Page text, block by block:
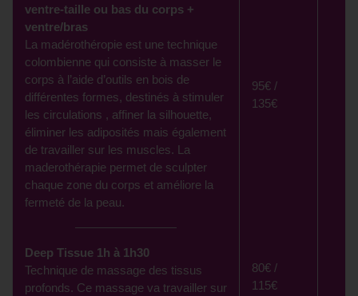
ventre-taille ou bas du corps +
ventre/bras
La madérothéropie est une technique
colombienne qui consiste à masser le
corps à l’aide d’outils en bois de
différentes formes, destinés à stimuler
les circulations , affiner la silhouette,
éliminer les adiposités mais également
de travailler sur les muscles. La
maderothérapie permet de sculpter
chaque zone du corps et améliore la
fermeté de la peau.
Deep Tissue 1h à 1h30
Technique de massage des tissus
profonds. Ce massage va travailler sur
95€ /
135€
80€ /
115€